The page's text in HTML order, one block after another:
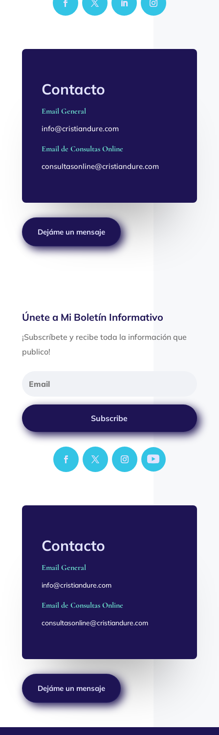
Contacto
Email General
info@cristiandure.com
Email de Consultas Online
consultasonline@cristiandure.com
Dejáme un mensaje
Únete a Mi Boletín Informativo
¡Subscríbete y recibe toda la información que
publico!
Subscribe
Contacto
Email General
info@cristiandure.com
Email de Consultas Online
consultasonline@cristiandure.com
Dejáme un mensaje